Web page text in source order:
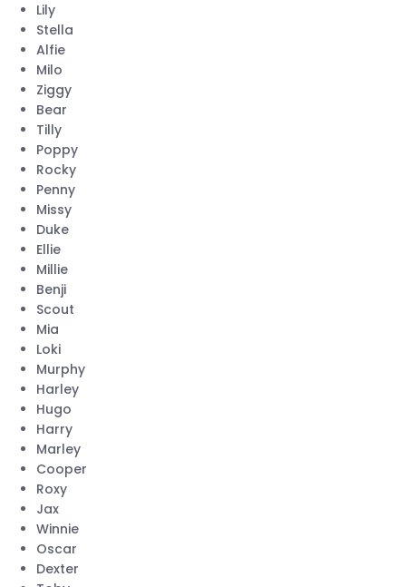
Lily
Stella
Alfie
Milo
Ziggy
Bear
Tilly
Poppy
Rocky
Penny
Missy
Duke
Ellie
Millie
Benji
Scout
Mia
Loki
Murphy
Harley
Hugo
Harry
Marley
Cooper
Roxy
Jax
Winnie
Oscar
Dexter